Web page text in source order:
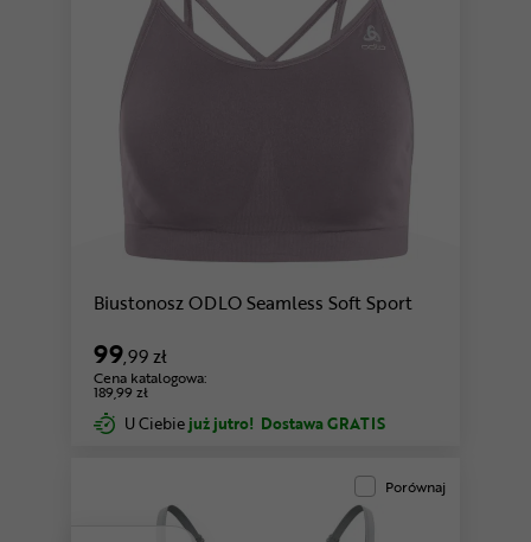
Biustonosz ODLO Seamless Soft Sport
99,99 zł
Cena katalogowa:
189,99 zł
U Ciebie już jutro! Dostawa GRATIS
Porównaj